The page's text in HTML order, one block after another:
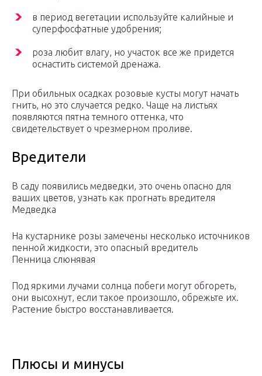
в период вегетации используйте калийные и
суперфосфатные удобрения;
роза любит влагу, но участок все же придется
оснастить системой дренажа.
При обильных осадках розовые кусты могут начать
гнить, но это случается редко. Чаще на листьях
появляются пятна темного оттенка, что
свидетельствует о чрезмерном проливе.
Вредители
В саду появились медведки, это очень опасно для
ваших цветов, узнать как прогнать вредителя
Медведка
На кустарнике розы замечены несколько источников
пенной жидкости, это опасный вредитель
Пенница слюнявая
Под яркими лучами солнца побеги могут обгореть,
они высохнут, если такое произошло, обрежьте их.
Растение быстро восстанавливается.
Плюсы и минусы